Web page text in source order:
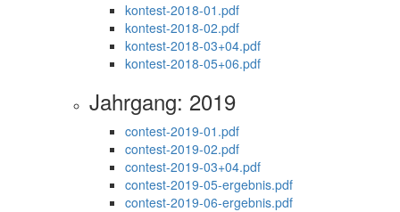
kontest-2018-01.pdf
kontest-2018-02.pdf
kontest-2018-03+04.pdf
kontest-2018-05+06.pdf
Jahrgang: 2019
contest-2019-01.pdf
contest-2019-02.pdf
contest-2019-03+04.pdf
contest-2019-05-ergebnis.pdf
contest-2019-06-ergebnis.pdf